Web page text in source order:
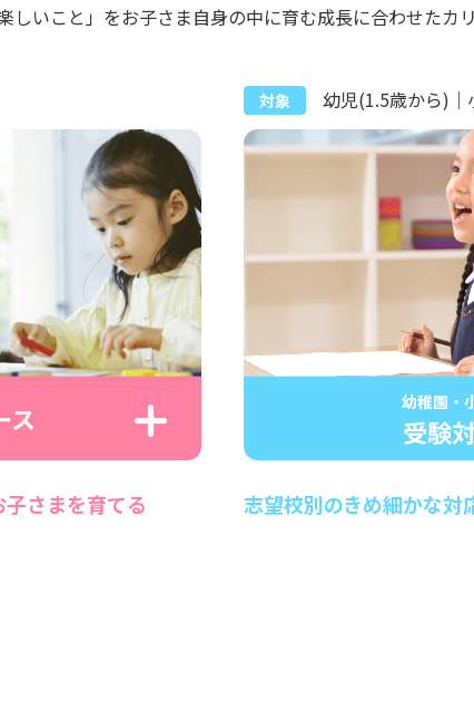
しいこと」をお子さま自身の中に育む成長に合わせたカ
ス
さまを育てる
対象 幼児(1.5歳から)｜
幼稚園・
受験
志望校別のきめ細かな